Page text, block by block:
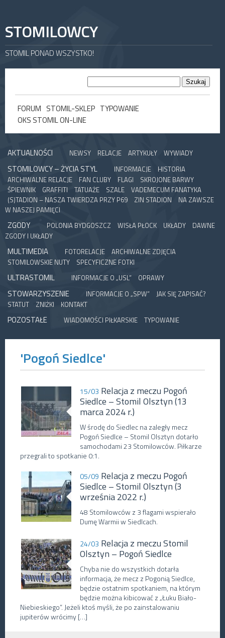
STOMILOWCY
STOMIL PONAD WSZYSTKO!
FORUM STOMIL-SKLEP TYPOWANIE
OKS STOMIL ON-LINE
AKTUALNOŚCI NEWSY RELACJE ARTYKUŁY WYWIADY
STOMILOWCY – ŻYCIA STYL INFORMACJE
HISTORIA
ARCHIWALNE RELACJE
FAN CLUBY FLAGI
SKROJONE BARWY
ŚPIEWNIK
GRAFFITI TATUAŻE SZALE
VADEMECUM FANATYKA
(S)TADION – NASZA TWIERDZA PRZY P69
ZIN STADION
NA ZAWSZE
W NASZEJ PAMIĘCI
ZGODY POLONIA BYDGOSZCZ WISŁA PŁOCK UKŁADY
DAWNE
ZGODY I UKŁADY
MULTIMEDIA FOTORELACJE
ARCHIWALNE ZDJĘCIA
STOMILOWSKIE NUTY
SPECYFICZNE FOTKI
ULTRASTOMIL INFORMACJE O „USL” OPRAWY
STOWARZYSZENIE INFORMACJE O „SPW”
JAK SIĘ ZAPISAĆ?
STATUT
ZNIŻKI KONTAKT
POZOSTAŁE WIADOMOŚCI PIŁKARSKIE TYPOWANIE
'Pogoń Siedlce'
15/03 Relacja z meczu Pogoń
Siedlce – Stomil Olsztyn (13
marca 2024 r.)
W środę do Siedlec na zaległy mecz
Pogoń Siedlce – Stomil Olsztyn dotarło
samochodami 23 Stomilowców. Piłkarze
przegrali to spotkanie 0:1.
05/09 Relacja z meczu Pogoń
Siedlce – Stomil Olsztyn (3
września 2022 r.)
48 Stomilowców z 3 flagami wspierało
Dumę Warmii w Siedlcach.
24/03 Relacja z meczu Stomil
Olsztyn – Pogoń Siedlce
Chyba nie do wszystkich dotarła
informacja, że mecz z Pogonią Siedlce,
będzie ostatnim spotkaniem, na którym
będzie można kibicować z „Łuku Biało-
Niebieskiego”. Jeżeli ktoś myśli, że po zainstalowaniu
jupiterów wrócimy […]